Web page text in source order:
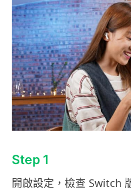
Step 1
開啟設定，檢查 Switch